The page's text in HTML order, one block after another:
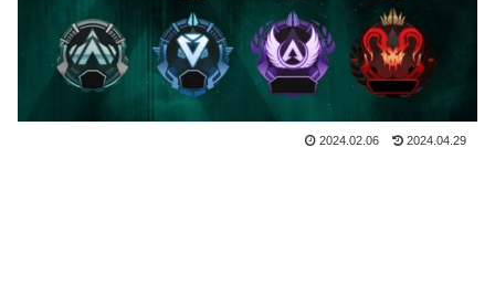
2024.02.06 2024.04.29